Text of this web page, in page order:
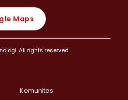
Maps
All rights reserved
Komunitas